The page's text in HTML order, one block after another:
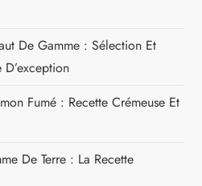
De Gamme : Sélection Et
Fumé : Recette Crémeuse Et
De Terre : La Recette